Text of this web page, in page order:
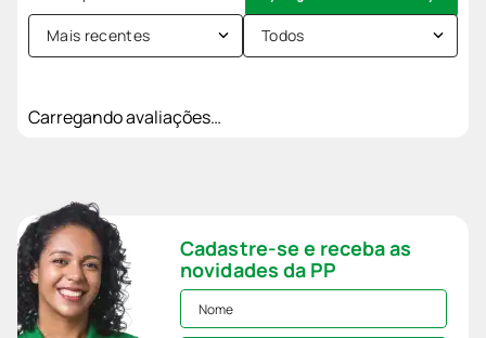
Mais recentes Todos
Carregando avaliações…
Cadastre-se e receba as
novidades da PP